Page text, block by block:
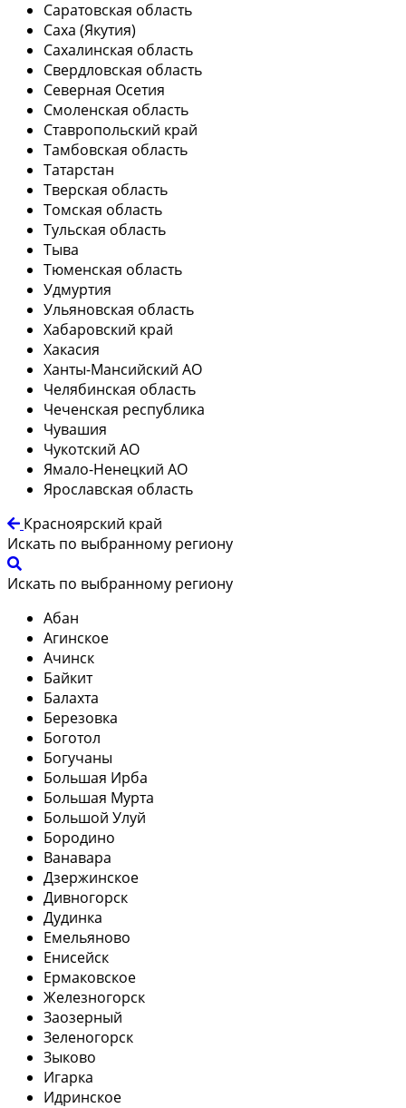
Саратовская область
Саха (Якутия)
Сахалинская область
Свердловская область
Северная Осетия
Смоленская область
Ставропольский край
Тамбовская область
Татарстан
Тверская область
Томская область
Тульская область
Тыва
Тюменская область
Удмуртия
Ульяновская область
Хабаровский край
Хакасия
Ханты-Мансийский АО
Челябинская область
Чеченская республика
Чувашия
Чукотский АО
Ямало-Ненецкий АО
Ярославская область
Красноярский край
Искать по выбранному региону
Искать по выбранному региону
Абан
Агинское
Ачинск
Байкит
Балахта
Березовка
Боготол
Богучаны
Большая Ирба
Большая Мурта
Большой Улуй
Бородино
Ванавара
Дзержинское
Дивногорск
Дудинка
Емельяново
Енисейск
Ермаковское
Железногорск
Заозерный
Зеленогорск
Зыково
Игарка
Идринское